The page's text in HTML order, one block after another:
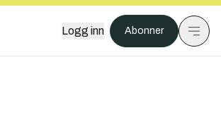
Logg inn Abonner